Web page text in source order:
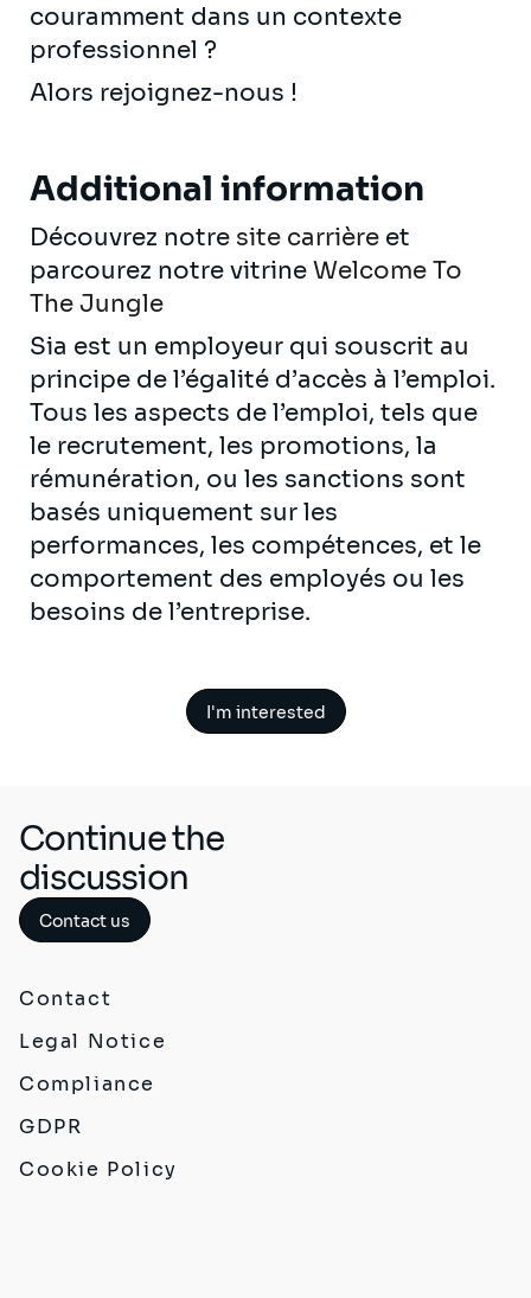
couramment dans un contexte
professionnel ?
Alors rejoignez-nous !
Additional information
Découvrez notre site carrière et
parcourez notre vitrine Welcome To
The Jungle
Sia est un employeur qui souscrit au
principe de l’égalité d’accès à l’emploi.
Tous les aspects de l’emploi, tels que
le recrutement, les promotions, la
rémunération, ou les sanctions sont
basés uniquement sur les
performances, les compétences, et le
comportement des employés ou les
besoins de l’entreprise.
I'm interested
Continue the
discussion
Contact us
Contact
Legal Notice
Compliance
GDPR
Cookie Policy